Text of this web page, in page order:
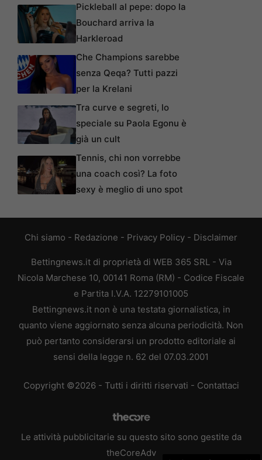
Pickleball al pepe: dopo la
Bouchard arriva la
Harkleroad
Che Champions sarebbe
senza Qeqa? Tutti pazzi
per la Krelani
Tra curve e segreti, lo
speciale su Paola Egonu è
già un cult
Tennis, chi non vorrebbe
una coach così? La foto
sexy è meglio di uno spot
Chi siamo - Redazione - Privacy Policy - Disclaimer
Bettingnews.it di proprietà di WEB 365 SRL - Via
Nicola Marchese 10, 00141 Roma (RM) - Codice Fiscale
e Partita I.V.A. 12279101005
Bettingnews.it non è una testata giornalistica, in
quanto viene aggiornato senza alcuna periodicità. Non
può pertanto considerarsi un prodotto editoriale ai
sensi della legge n. 62 del 07.03.2001
Copyright ©2026 - Tutti i diritti riservati - Contattaci
Le attività pubblicitarie su questo sito sono gestite da
theCoreAdv